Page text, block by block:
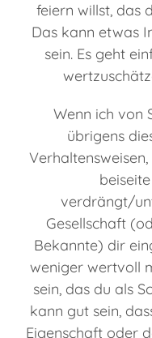
feiern willst, das
Das kann etwas
sein. Es geht
Wenn ich von
übrigens
verdrängt/
Gesellschaft
Bekannte) dir
weniger wertvoll
sein, das du als
kann gut sein,
Eigenschaft oder